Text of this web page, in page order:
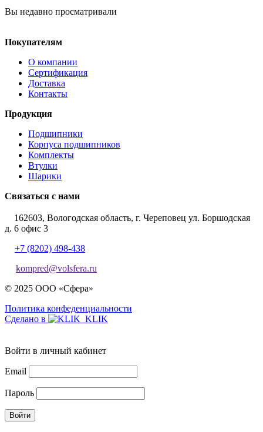
Вы недавно просматривали
Покупателям
О компании
Сертификация
Доставка
Контакты
Продукция
Подшипники
Корпуса подшипников
Комплекты
Втулки
Шарики
Связаться с нами
162603, Вологодская область, г. Череповец ул. Боршодская
д. 6 офис 3
+7 (8202) 498-438
kompred@volsfera.ru
© 2025 ООО «Сфера»
Политика конфеденциальности
Сделано в
Войти в личный кабинет
Email
Пароль